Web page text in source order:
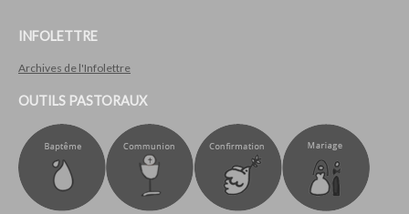
INFOLETTRE
Archives de l'Infolettre
OUTILS PASTORAUX